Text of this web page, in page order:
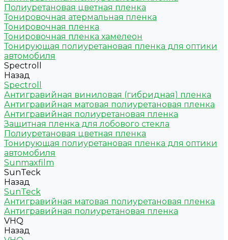
Полиуретановая цветная пленка
Тонировочная атермальная пленка
Тонировочная пленка
Тонировочная пленка хамелеон
Тонирующая полиуретановая пленка для оптики
автомобиля
Spectroll
Назад
Spectroll
Антигравийная виниловая (гибридная) пленка
Антигравийная матовая полиуретановая пленка
Антигравийная полиуретановая пленка
Защитная пленка для лобового стекла
Полиуретановая цветная пленка
Тонирующая полиуретановая пленка для оптики
автомобиля
Sunmaxfilm
SunTeck
Назад
SunTeck
Антигравийная матовая полиуретановая пленка
Антигравийная полиуретановая пленка
VHQ
Назад